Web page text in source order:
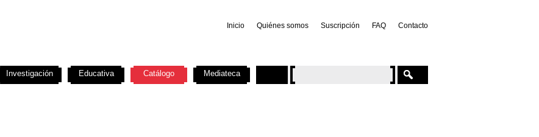
Inicio Quiénes somos Suscripción FAQ Contacto
Investigación Educativa Catálogo Mediateca